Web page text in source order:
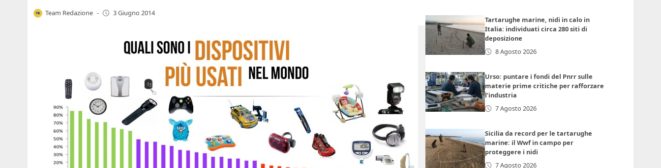
Team Redazione - 3 Giugno 2014
Tartarughe marine, nidi in calo in
Italia: individuati circa 280 siti di
deposizione
8 Agosto 2026
Urso: puntare i fondi del Pnrr sulle
materie prime critiche per rafforzare
l’industria
7 Agosto 2026
Sicilia da record per le tartarughe
marine: il Wwf in campo per
proteggere i nidi
7 Agosto 2026